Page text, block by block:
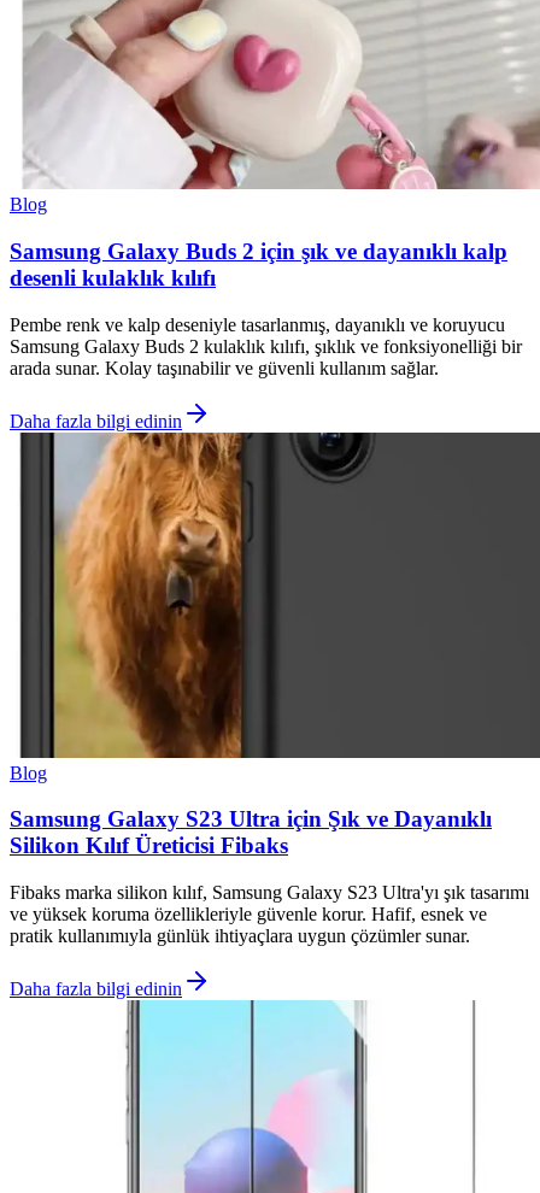
Blog
Samsung Galaxy Buds 2 için şık ve dayanıklı kalp
desenli kulaklık kılıfı
Pembe renk ve kalp deseniyle tasarlanmış, dayanıklı ve koruyucu
Samsung Galaxy Buds 2 kulaklık kılıfı, şıklık ve fonksiyonelliği bir
arada sunar. Kolay taşınabilir ve güvenli kullanım sağlar.
Daha fazla bilgi edinin
Blog
Samsung Galaxy S23 Ultra için Şık ve Dayanıklı
Silikon Kılıf Üreticisi Fibaks
Fibaks marka silikon kılıf, Samsung Galaxy S23 Ultra'yı şık tasarımı
ve yüksek koruma özellikleriyle güvenle korur. Hafif, esnek ve
pratik kullanımıyla günlük ihtiyaçlara uygun çözümler sunar.
Daha fazla bilgi edinin